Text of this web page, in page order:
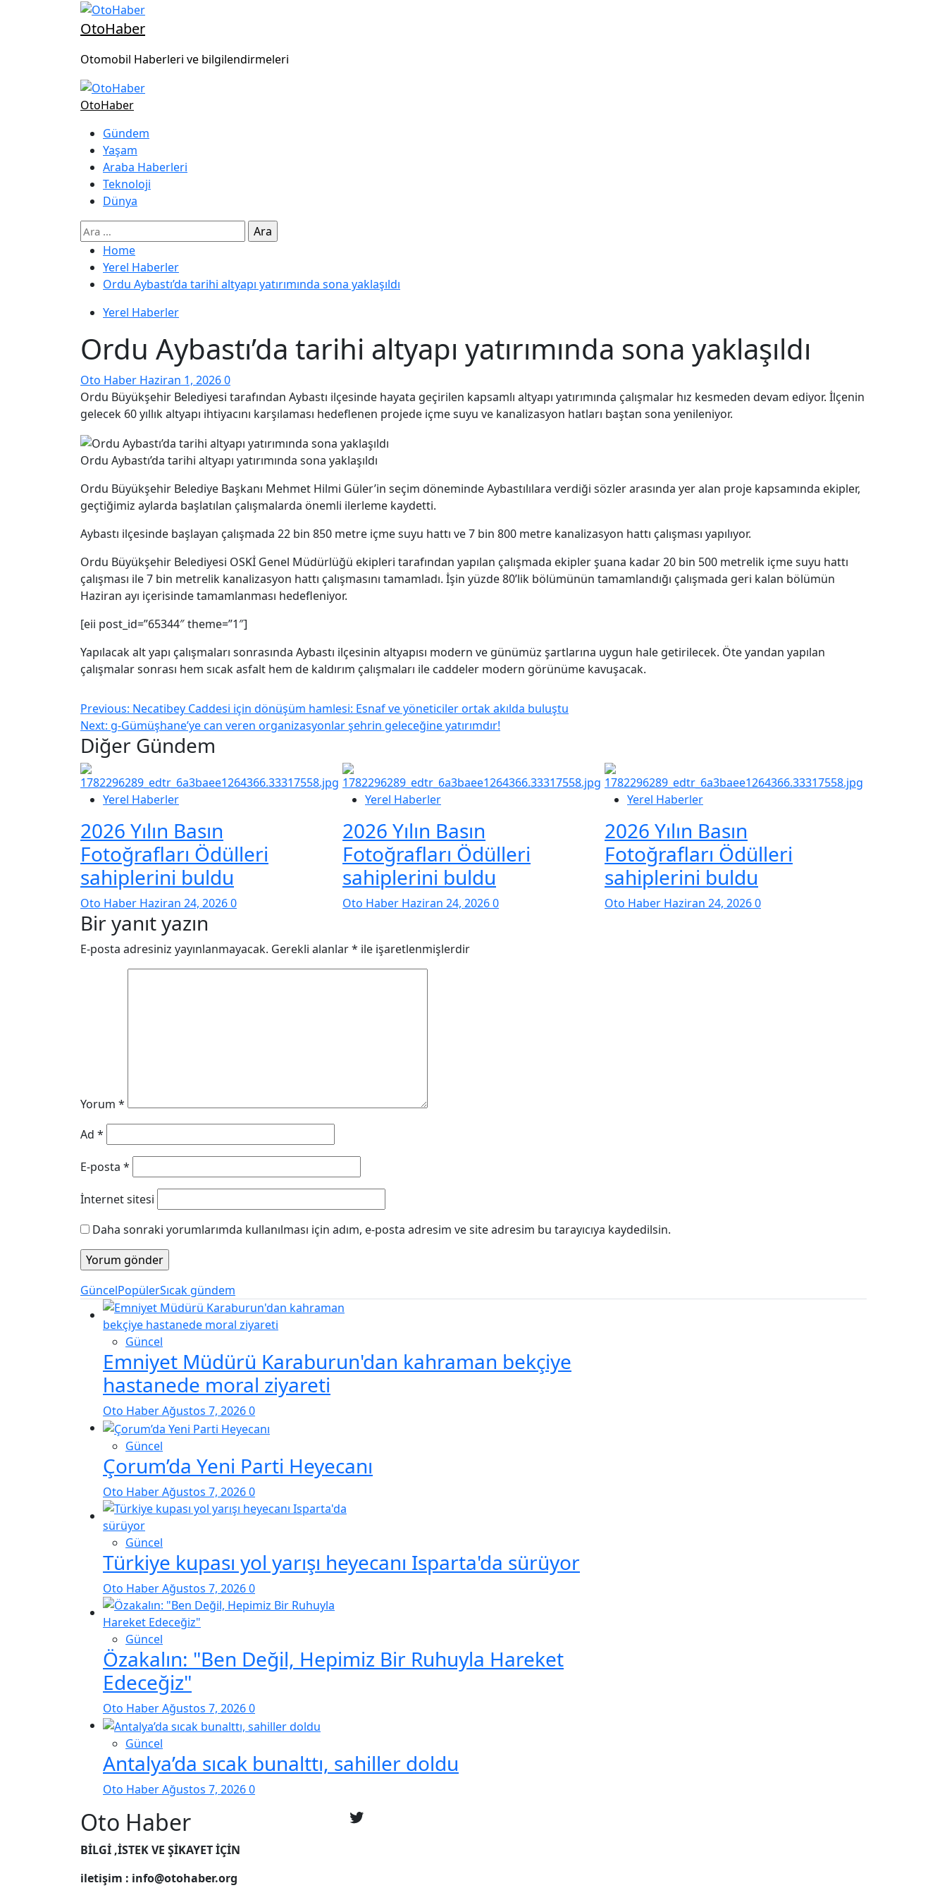
OtoHaber
Otomobil Haberleri ve bilgilendirmeleri
OtoHaber
Gündem
Yaşam
Araba Haberleri
Teknoloji
Dünya
Home
Yerel Haberler
Ordu Aybastı’da tarihi altyapı yatırımında sona yaklaşıldı
Yerel Haberler
Ordu Aybastı’da tarihi altyapı yatırımında sona yaklaşıldı
Oto Haber Haziran 1, 20260
Ordu Büyükşehir Belediyesi tarafından Aybastı ilçesinde hayata geçirilen kapsamlı altyapı yatırımında çalışmalar hız kesmeden devam ediyor. İlçenin
gelecek 60 yıllık altyapı ihtiyacını karşılaması hedeflenen projede içme suyu ve kanalizasyon hatları baştan sona yenileniyor.
Ordu Aybastı’da tarihi altyapı yatırımında sona yaklaşıldı
Ordu Büyükşehir Belediye Başkanı Mehmet Hilmi Güler’in seçim döneminde Aybastılılara verdiği sözler arasında yer alan proje kapsamında ekipler,
geçtiğimiz aylarda başlatılan çalışmalarda önemli ilerleme kaydetti.
Aybastı ilçesinde başlayan çalışmada 22 bin 850 metre içme suyu hattı ve 7 bin 800 metre kanalizasyon hattı çalışması yapılıyor.
Ordu Büyükşehir Belediyesi OSKİ Genel Müdürlüğü ekipleri tarafından yapılan çalışmada ekipler şuana kadar 20 bin 500 metrelik içme suyu hattı
çalışması ile 7 bin metrelik kanalizasyon hattı çalışmasını tamamladı. İşin yüzde 80’lik bölümünün tamamlandığı çalışmada geri kalan bölümün
Haziran ayı içerisinde tamamlanması hedefleniyor.
[eii post_id=”65344″ theme=”1″]
Yapılacak alt yapı çalışmaları sonrasında Aybastı ilçesinin altyapısı modern ve günümüz şartlarına uygun hale getirilecek. Öte yandan yapılan
çalışmalar sonrası hem sıcak asfalt hem de kaldırım çalışmaları ile caddeler modern görünüme kavuşacak.
Previous: Necatibey Caddesi için dönüşüm hamlesi: Esnaf ve yöneticiler ortak akılda buluştu
Next: g-Gümüşhane’ye can veren organizasyonlar şehrin geleceğine yatırımdır!
Diğer Gündem
Yerel Haberler
2026 Yılın Basın
Fotoğrafları Ödülleri
sahiplerini buldu
Oto Haber Haziran 24, 20260
Yerel Haberler
2026 Yılın Basın
Fotoğrafları Ödülleri
sahiplerini buldu
Oto Haber Haziran 24, 20260
Yerel Haberler
2026 Yılın Basın
Fotoğrafları Ödülleri
sahiplerini buldu
Oto Haber Haziran 24, 20260
Bir yanıt yazın
E-posta adresiniz yayınlanmayacak. Gerekli alanlar* ile işaretlenmişlerdir
Yorum *
Ad *
E-posta *
İnternet sitesi
Daha sonraki yorumlarımda kullanılması için adım, e-posta adresim ve site adresim bu tarayıcıya kaydedilsin.
GüncelPopülerSıcak gündem
Güncel
Emniyet Müdürü Karaburun'dan kahraman bekçiye
hastanede moral ziyareti
Oto HaberAğustos 7, 20260
Güncel
Çorum’da Yeni Parti Heyecanı
Oto HaberAğustos 7, 20260
Güncel
Türkiye kupası yol yarışı heyecanı Isparta'da sürüyor
Oto HaberAğustos 7, 20260
Güncel
Özakalın: "Ben Değil, Hepimiz Bir Ruhuyla Hareket
Edeceğiz"
Oto HaberAğustos 7, 20260
Güncel
Antalya’da sıcak bunalttı, sahiller doldu
Oto HaberAğustos 7, 20260
Oto Haber
BİLGİ ,İSTEK VE ŞİKAYET İÇİN
iletişim : info@otohaber.org